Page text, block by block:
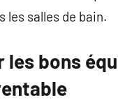
les salles de bain.
les bons